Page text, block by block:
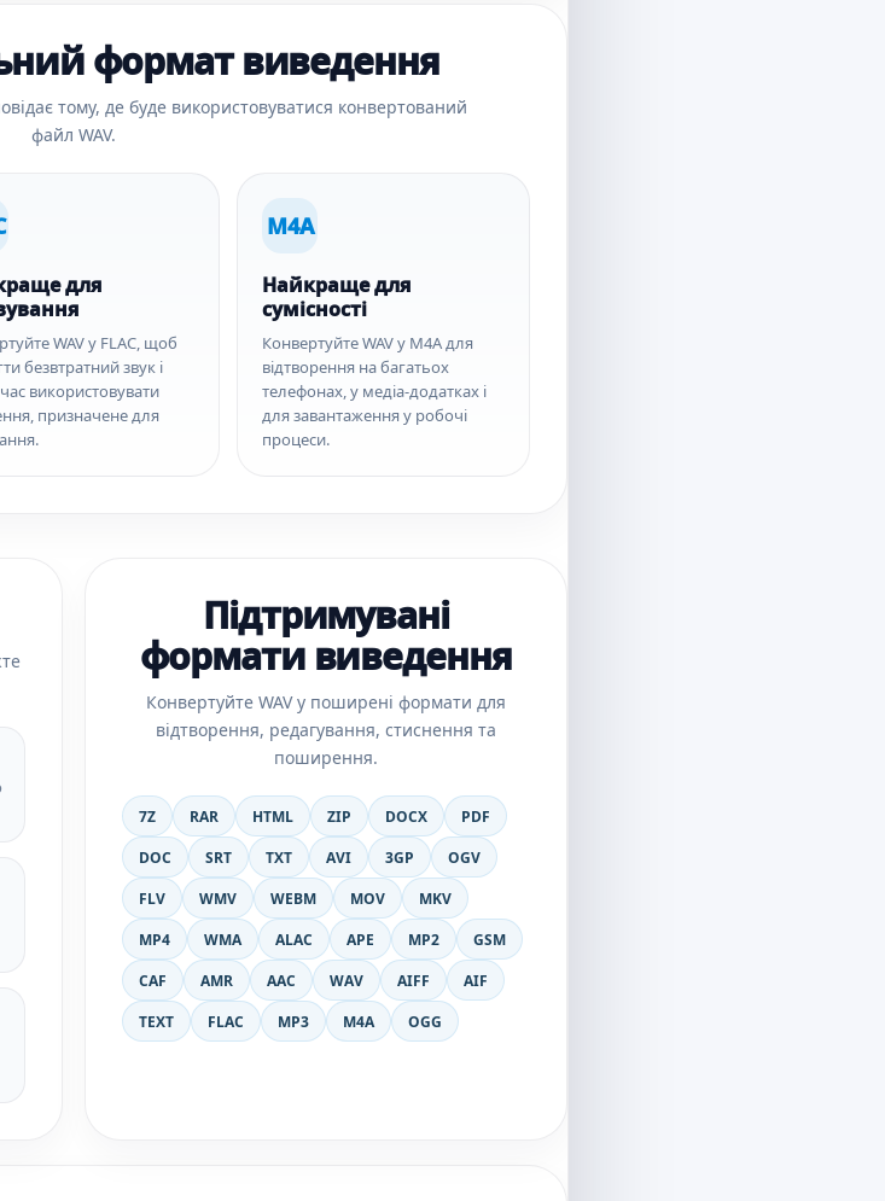
формат виведення
тому, де буде використовуватися конвертований
файл WAV.
для
WAV у FLAC, щоб
безвтратний звук і
використовувати
призначене для
M4A
Найкраще для
сумісності
Конвертуйте WAV у M4A для
відтворення на багатьох
телефонах, у медіа-додатках і
для завантаження у робочі
процеси.
Підтримувані
формати виведення
Конвертуйте WAV у поширені формати для
відтворення, редагування, стиснення та
поширення.
7Z RAR HTML ZIP DOCX
PDF
DOC
SRT TXT AVI 3GP
OGV
FLV
WMV WEBM MOV
MKV
MP4
WMA ALAC APE MP2
GSM
CAF
AMR AAC WAV AIFF
AIF
TEXT
FLAC MP3 M4A OGG